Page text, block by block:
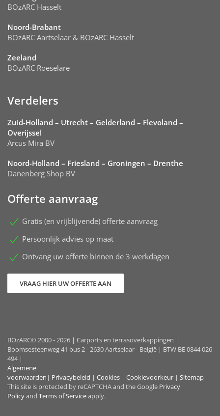
BOzARC Hasselt
Noord-Brabant
BOzARC Aartselaar & BOzARC Hasselt
Zeeland
BOzARC Roeselare
Verdelers
Zuid-Holland – Utrecht – Gelderland – Flevoland –
Overijssel
Arcus Mira BV
Noord-Holland – Friesland – Groningen – Drenthe
Danenberg Shop BV
Offerte aanvraag
Gratis (en vrijblijvende) offerte aanvraag
Persoonlijk advies op maat
Ontvang uw offerte binnen de 3 werkdagen
VRAAG HIER UW OFFERTE AAN
BOzARC© 2000 - 2026 | Carports en terrasoverkappingen |
Boomsesteenweg 41 bus 2 - 2630 Aartselaar - België | BTW BE 0844 026
494 |
Algemene
voorwaarden | Privacybeleid | Cookies | Cookievoorkeur | Sitemap
This site is protected by reCAPTCHA and the Google Privacy
Policyand Terms of Serviceapply.